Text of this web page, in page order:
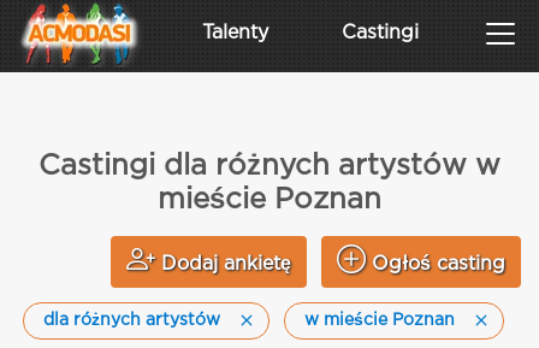
Talenty Castingi
Castingi dla różnych artystów w
mieście Poznan
Dodaj ankietę Ogłoś casting
dla różnych artystów w mieście Poznan